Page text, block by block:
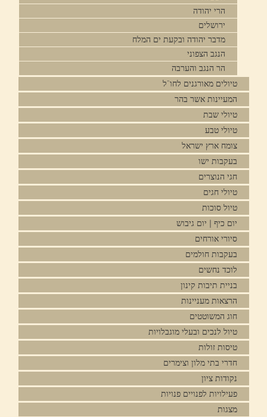
הרי יהודה
ירושלים
מדבר יהודה ובקעת ים המלח
הנגב הצפוני
הר הנגב והערבה
טיולים מאורגנים לחו"ל
המעיינות אשר בהר
טיולי שבת
טיולי טבע
צומח ארץ ישראל
בעקבות ישו
חגי הנוצרים
טיולי חגים
טיול סוכות
יום כיף | יום גיבוש
סיורי אורחים
בעקבות חולמים
לוכד נחשים
בניית תיבות קינון
הרצאות מעניינות
חוג המשוטטים
טיול לנכים ובעלי מוגבלויות
טיסות זולות
חדרי בתי מלון וצימרים
נקודות ציון
פעילויות לפנויים פנויות
מצגות